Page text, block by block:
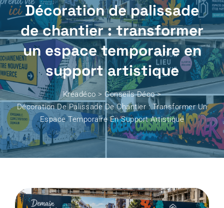
Décoration de palissade
de chantier : transformer
un espace temporaire en
support artistique
Kréadéco > Conseils Déco>
Décoration De Palissade De Chantier : Transformer Un
Espace Temporaire En Support Artistique